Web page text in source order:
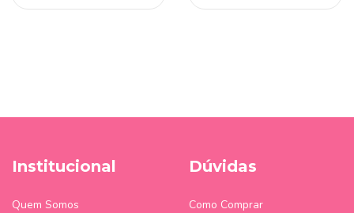
Institucional
Quem Somos
Dúvidas
Como Comprar